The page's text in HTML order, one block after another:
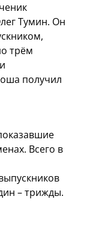
Тумин. Он
трём
получил
Всего в
– трижды.